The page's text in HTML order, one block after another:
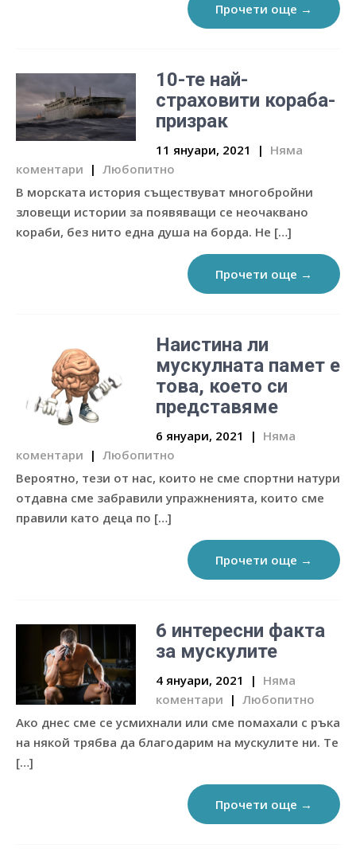
Прочети още →
10-те най-
страховити кораба-
призрак
11 януари, 2021 | Няма
коментари | Любопитно
В морската история съществуват многобройни
зловещи истории за появяващи се неочаквано
кораби, без нито една душа на борда. Не […]
Прочети още →
Наистина ли
мускулната памет е
това, което си
представяме
6 януари, 2021 | Няма
коментари | Любопитно
Вероятно, тези от нас, които не сме спортни натури
отдавна сме забравили упражненията, които сме
правили като деца по […]
Прочети още →
6 интересни факта
за мускулите
4 януари, 2021 | Няма
коментари | Любопитно
Ако днес сме се усмихнали или сме помахали с ръка
на някой трябва да благодарим на мускулите ни. Те
[…]
Прочети още →